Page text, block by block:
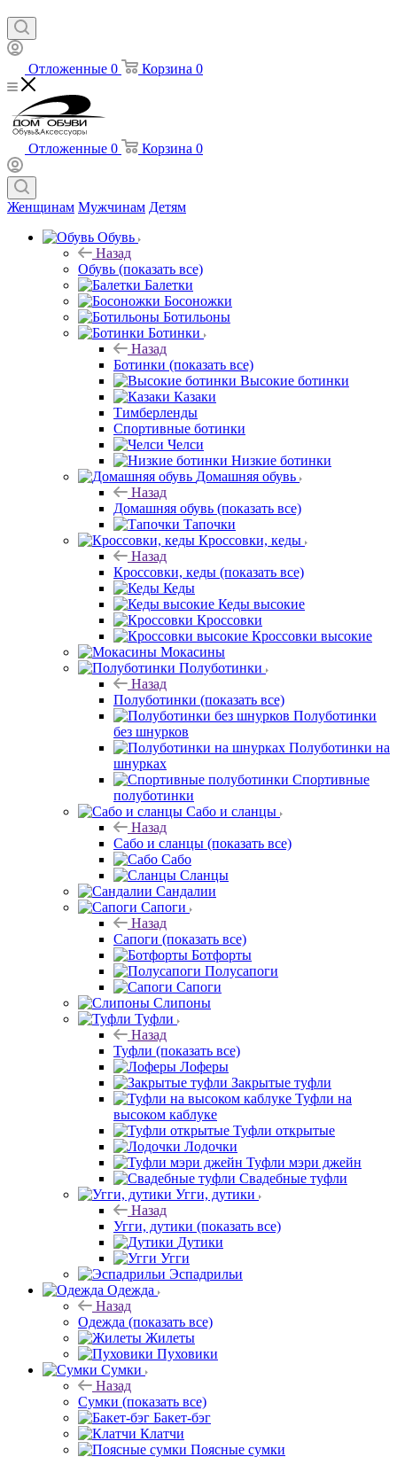
Отложенные 0 Корзина 0
Отложенные 0 Корзина 0
Женщинам Мужчинам Детям
Обувь
Назад
Обувь (показать все)
Балетки
Босоножки
Ботильоны
Ботинки
Назад
Ботинки (показать все)
Высокие ботинки
Казаки
Тимберленды
Спортивные ботинки
Челси
Низкие ботинки
Домашняя обувь
Назад
Домашняя обувь (показать все)
Тапочки
Кроссовки, кеды
Назад
Кроссовки, кеды (показать все)
Кеды
Кеды высокие
Кроссовки
Кроссовки высокие
Мокасины
Полуботинки
Назад
Полуботинки (показать все)
Полуботинки
без шнурков
Полуботинки на
шнурках
Спортивные
полуботинки
Сабо и сланцы
Назад
Сабо и сланцы (показать все)
Сабо
Сланцы
Сандалии
Сапоги
Назад
Сапоги (показать все)
Ботфорты
Полусапоги
Сапоги
Слипоны
Туфли
Назад
Туфли (показать все)
Лоферы
Закрытые туфли
Туфли на
высоком каблуке
Туфли открытые
Лодочки
Туфли мэри джейн
Свадебные туфли
Угги, дутики
Назад
Угги, дутики (показать все)
Дутики
Угги
Эспадрильи
Одежда
Назад
Одежда (показать все)
Жилеты
Пуховики
Сумки
Назад
Сумки (показать все)
Бакет-бэг
Клатчи
Поясные сумки